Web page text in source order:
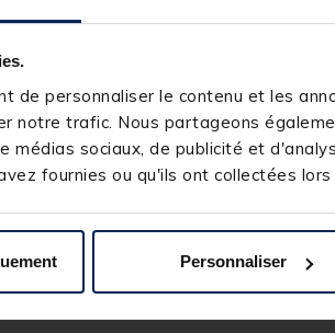
de personnaliser le contenu et les
notre trafic. Nous partageons
médias sociaux, de publicité et
fournies ou qu'ils ont collectées
Personnaliser